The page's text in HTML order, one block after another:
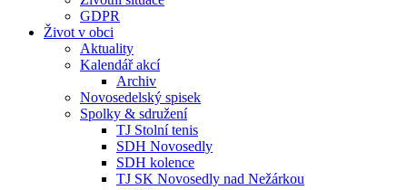
GDPR
Život v obci
Aktuality
Kalendář akcí
Archiv
Novosedelský spisek
Spolky & sdružení
TJ Stolní tenis
SDH Novosedly
SDH kolence
TJ SK Novosedly nad Nežárkou